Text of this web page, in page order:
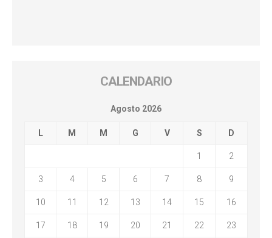
CALENDARIO
Agosto 2026
L M M G V S D
1 2
3 4 5 6 7 8 9
10 11 12 13 14 15 16
17 18 19 20 21 22 23